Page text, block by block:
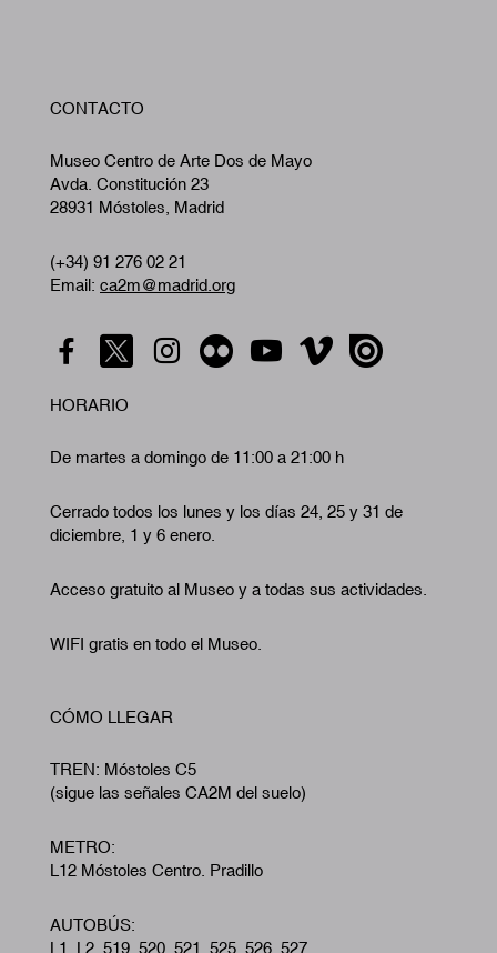
CONTACTO
Museo Centro de Arte Dos de Mayo
Avda. Constitución 23
28931 Móstoles, Madrid
(+34) 91 276 02 21
Email: ca2m@madrid.org
HORARIO
De martes a domingo de 11:00 a 21:00 h
Cerrado todos los lunes y los días 24, 25 y 31 de
diciembre, 1 y 6 enero.
Acceso gratuito al Museo y a todas sus actividades.
WIFI gratis en todo el Museo.
CÓMO LLEGAR
TREN: Móstoles C5
(sigue las señales CA2M del suelo)
METRO:
L12 Móstoles Centro. Pradillo
AUTOBÚS:
L1, L2, 519, 520, 521, 525, 526, 527